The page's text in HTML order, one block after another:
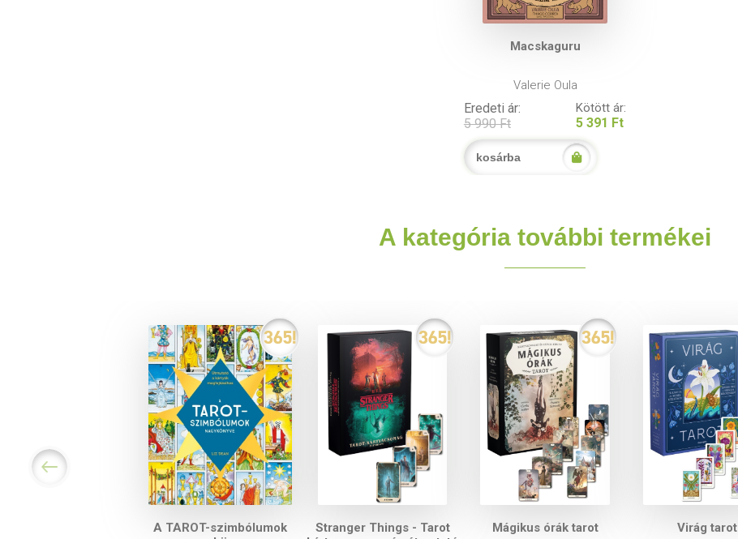
Macskaguru
Valerie Oula
Eredeti ár:
5 990 Ft
Kötött ár:
5 391 Ft
kosárba
A kategória további termékei
A TAROT-szimbólumok
Stranger Things - Tarot
Mágikus órák tarot Virág tarot